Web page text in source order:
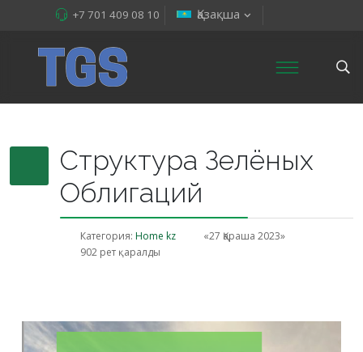
Қазақша
+7 701 409 08 10
Структура Зелёных
Облигаций
Категория: Home kz
«27 Қараша 2023»
902 рет қаралды